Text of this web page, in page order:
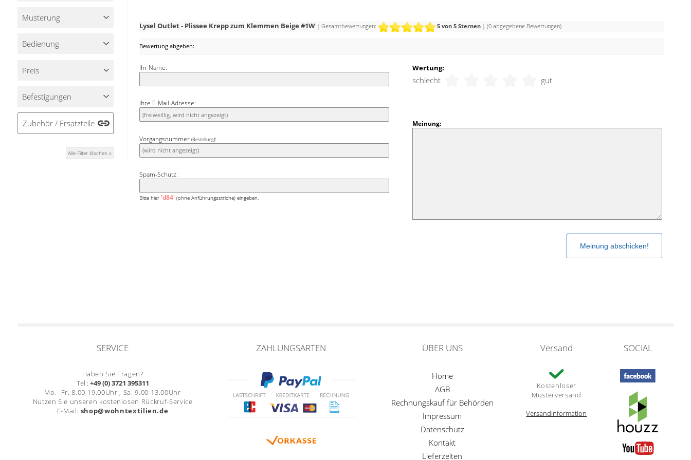
Musterung
Bedienung
Preis
Befestigungen
Zubehör / Ersatzteile
Alle Filter löschen x
Lysel Outlet - Plissee Krepp zum Klemmen Beige #1W| Gesamtbewertungen: 5 von 5 Sternen | (0 abgegebene Bewertungen)
Bewertung abgeben:
Wertung:
schlecht gut
Meinung:
Ihr Name:
Ihre E-Mail-Adresse:
Vorgangsnummer (Bestellung):
Spam-Schutz:
Bitte hier 'd84' (ohne Anführungsstriche) eingeben.
SERVICE
Haben Sie Fragen?
Tel.: +49 (0) 3721 395311
Mo. -Fr. 8.00-19.00Uhr , Sa. 9.00-13.00Uhr
Nutzen Sie unseren kostenlosen Rückruf-Service
E-Mail: shop@wohntextilien.de
ZAHLUNGSARTEN ÜBER UNS
Home
AGB
Rechnungskauf für Behörden
Impressum
Datenschutz
Kontakt
Lieferzeiten
Versand
Kostenloser
Musterversand
Versandinformation
SOCIAL